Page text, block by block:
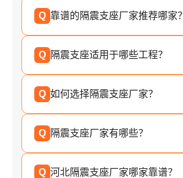
Q 靠谱的隔震支座厂家推荐哪家？
Q 隔震支座适用于哪些工程？
Q 如何选择隔震支座厂家？
Q 隔震支座厂家有哪些？
Q 河北隔震支座厂家哪家靠谱？